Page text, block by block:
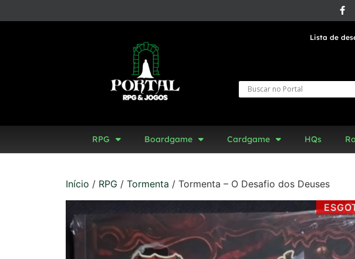
Lista de
RPG Boardgame Cardgame HQs
Início / RPG / Tormenta / Tormenta – O Desafio dos Deuses